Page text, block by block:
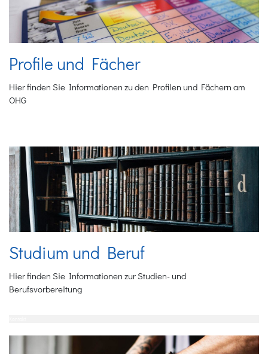
Profile und Fächer
Hier finden Sie Informationen zu den Profilen und Fächern am
OHG
Studium und Beruf
Hier finden Sie Informationen zur Studien- und
Berufsvorbereitung